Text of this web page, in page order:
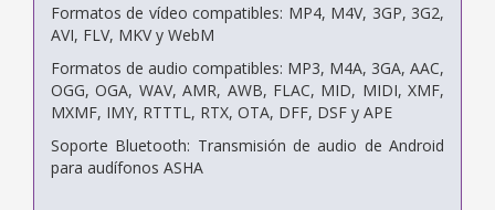
Formatos de vídeo compatibles: MP4, M4V, 3GP, 3G2,
AVI, FLV, MKV y WebM
Formatos de audio compatibles: MP3, M4A, 3GA, AAC,
OGG, OGA, WAV, AMR, AWB, FLAC, MID, MIDI, XMF,
MXMF, IMY, RTTTL, RTX, OTA, DFF, DSF y APE
Soporte Bluetooth: Transmisión de audio de Android
para audífonos ASHA